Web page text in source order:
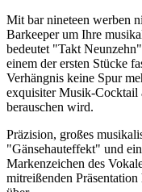
Mit bar nineteen werben
Barkeeper um Ihre
bedeutet "Takt
einem der ersten Stücke
Verhängnis keine Spur
exquisiter Musik-Cocktail
berauschen wird.
Präzision, großes
"Gänsehauteffekt" und
Markenzeichen des
mitreißenden